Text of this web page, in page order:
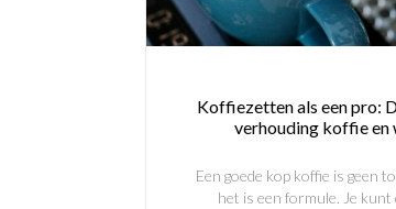
Koffiezetten als een pro:
verhouding koffie en
Een goede kop koffie is geen
het is een formule. Je kunt